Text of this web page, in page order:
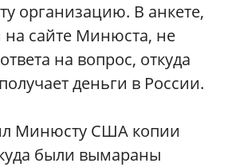
организацию. В анкете,
сайте Минюста, не
на вопрос, откуда
деньги в России.
Минюсту США копии
были вымараны